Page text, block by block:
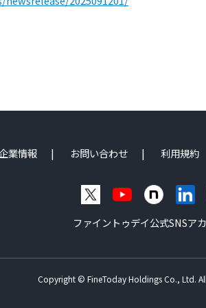
業情報 お問い合わせ 利用規約
ファイントゥデイ公式SNSア
Copyright © FineToday Holdings Co., Ltd.